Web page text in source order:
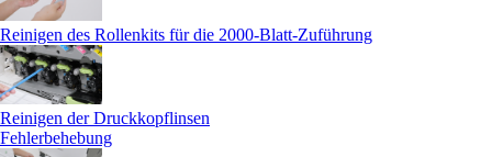
Reinigen des Rollenkits für die 2000-Blatt-Zuführung
Reinigen der Druckkopflinsen
Fehlerbehebung